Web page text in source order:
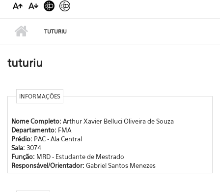
TUTURIU
tuturiu
INFORMAÇÕES
Nome Completo: Arthur Xavier Belluci Oliveira de Souza
Departamento: FMA
Prédio: PAC - Ala Central
Sala: 3074
Função: MRD - Estudante de Mestrado
Responsável/Orientador: Gabriel Santos Menezes